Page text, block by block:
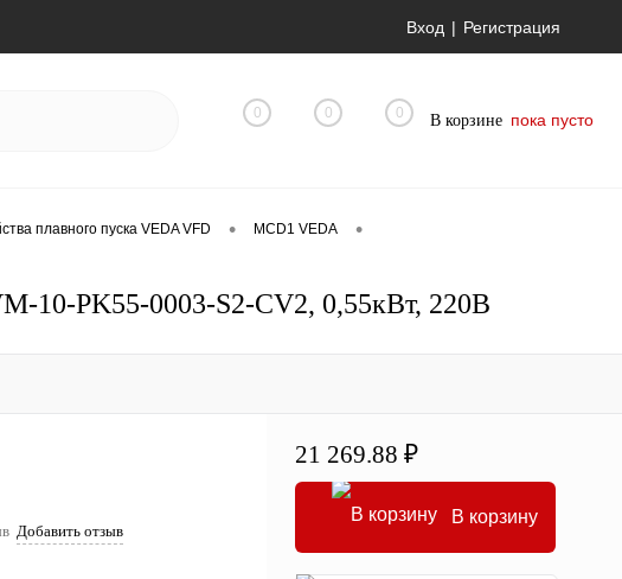
Вход Регистрация
0 0 0 В корзине пока пусто
плавного пуска VEDA VFD • MCD1 VEDA •
10-PK55-0003-S2-CV2, 0,55кВт, 220В
Добавить отзыв
21 269.88 ₽
В корзину